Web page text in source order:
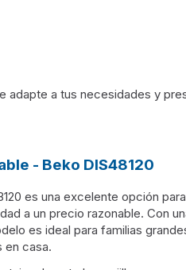
adapte a tus necesidades y
- Beko DIS48120
es una excelente opción
a un precio razonable. Con
es ideal para familias
en casa.